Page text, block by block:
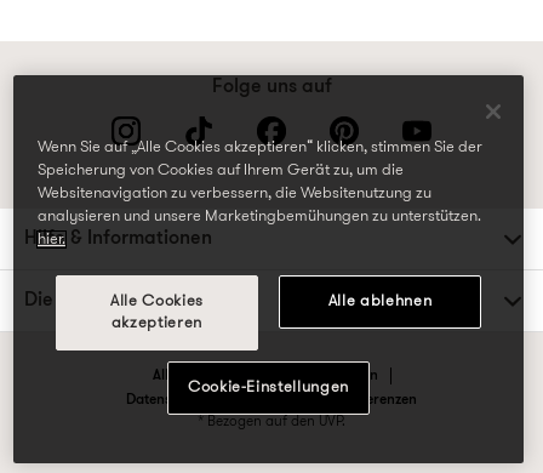
Folge uns auf
Hilfe & Informationen
Die TK Maxx Familie
Allgemeine Geschäftsbedingungen
Datenschutzrichtlinien & Cookie-Präferenzen
* Bezogen auf den UVP.
Wenn Sie auf „Alle Cookies akzeptieren“ klicken, stimmen Sie der
Speicherung von Cookies auf Ihrem Gerät zu, um die
Websitenavigation zu verbessern, die Websitenutzung zu
analysieren und unsere Marketingbemühungen zu unterstützen.
hier.
Alle Cookies
akzeptieren
Alle ablehnen
Cookie-Einstellungen